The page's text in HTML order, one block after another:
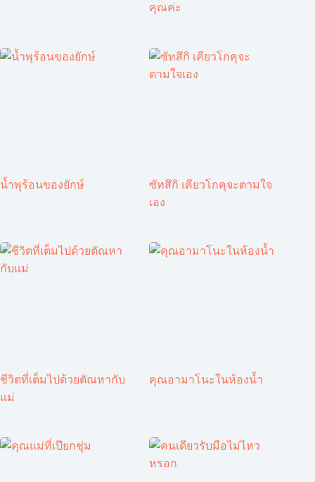
คุณค่ะ
น้ำพุร้อนของยักษ์
ซัทสึกิ เคียวโกคุจะตามใจ
เอง
ชีวิตที่เต็มไปด้วยตัณหากับ
แม่
คุณอามาโนะในห้องน้ำ